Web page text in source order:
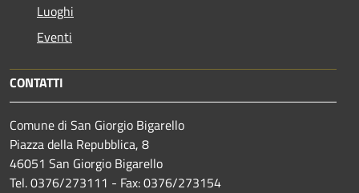
Luoghi
Eventi
CONTATTI
Comune di San Giorgio Bigarello
Piazza della Repubblica, 8
46051 San Giorgio Bigarello
Tel. 0376/273111 - Fax: 0376/273154